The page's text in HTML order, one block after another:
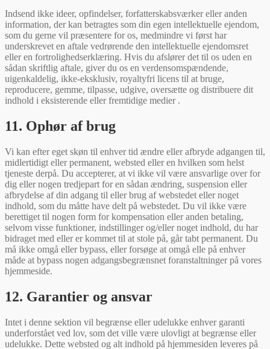
Indsend ikke ideer, opfindelser, forfatterskabsværker eller anden
information, der kan betragtes som din egen intellektuelle ejendom,
som du gerne vil præsentere for os, medmindre vi først har
underskrevet en aftale vedrørende den intellektuelle ejendomsret
eller en fortrolighedserklæring. Hvis du afslører det til os uden en
sådan skriftlig aftale, giver du os en verdensomspændende,
uigenkaldelig, ikke-eksklusiv, royaltyfri licens til at bruge,
reproducere, gemme, tilpasse, udgive, oversætte og distribuere dit
indhold i eksisterende eller fremtidige medier .
11. Ophør af brug
Vi kan efter eget skøn til enhver tid ændre eller afbryde adgangen til,
midlertidigt eller permanent, websted eller en hvilken som helst
tjeneste derpå. Du accepterer, at vi ikke vil være ansvarlige over for
dig eller nogen tredjepart for en sådan ændring, suspension eller
afbrydelse af din adgang til eller brug af webstedet eller noget
indhold, som du måtte have delt på webstedet. Du vil ikke være
berettiget til nogen form for kompensation eller anden betaling,
selvom visse funktioner, indstillinger og/eller noget indhold, du har
bidraget med eller er kommet til at stole på, går tabt permanent. Du
må ikke omgå eller bypass, eller forsøge at omgå elle på enhver
måde at bypass nogen adgangsbegrænsnet foranstaltninger på vores
hjemmeside.
12. Garantier og ansvar
Intet i denne sektion vil begrænse eller udelukke enhver garanti
underforstået ved lov, som det ville være ulovligt at begrænse eller
udelukke. Dette websted og alt indhold på hjemmesiden leveres på